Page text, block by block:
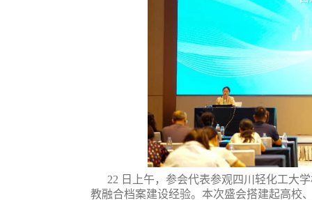
22 日上午，参会代表参观四川轻化工大
教融合档案建设经验。本次盛会搭建起高校